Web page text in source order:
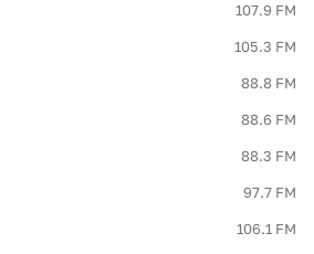
107.9 FM
105.3 FM
88.8 FM
88.6 FM
88.3 FM
97.7 FM
106.1 FM